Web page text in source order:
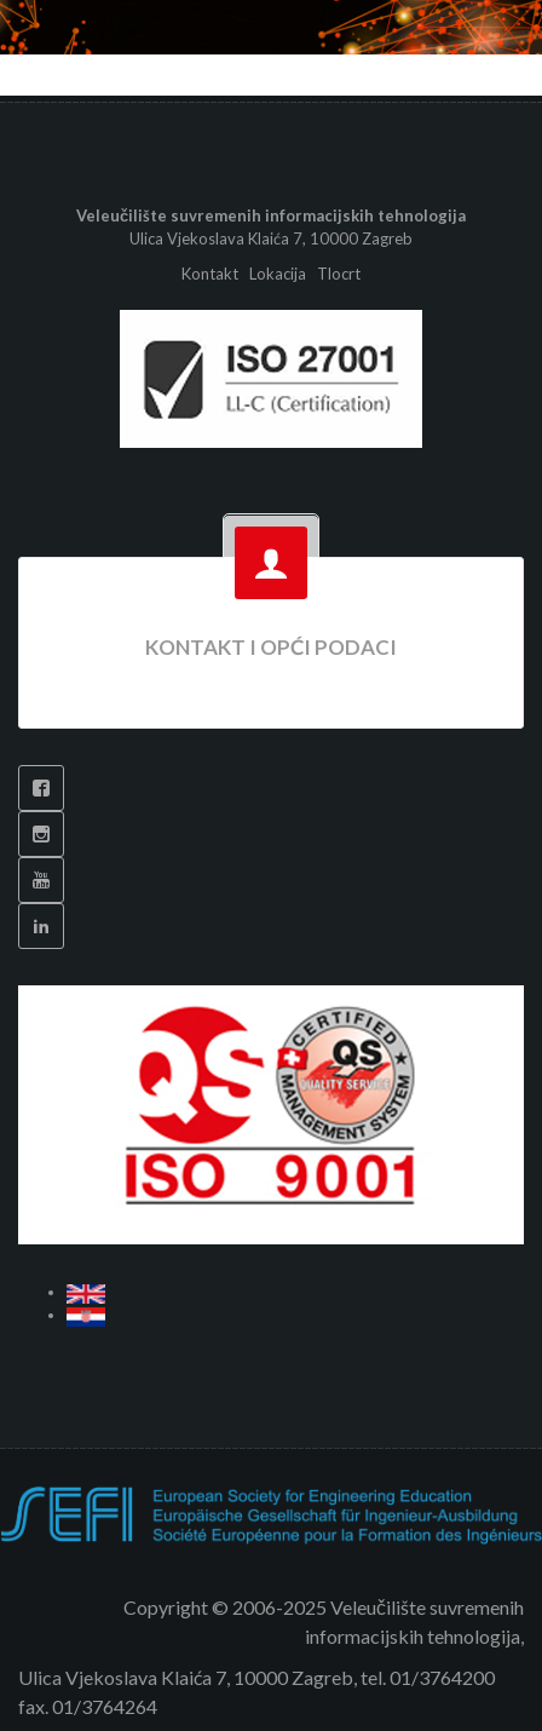
Veleučilište suvremenih informacijskih tehnologija
Ulica Vjekoslava Klaića 7, 10000 Zagreb
Kontakt Lokacija Tlocrt
KONTAKT I OPĆI PODACI
Copyright © 2006-2025 Veleučilište suvremenih
informacijskih tehnologija,
Ulica Vjekoslava Klaića 7, 10000 Zagreb, tel. 01/3764200
fax. 01/3764264